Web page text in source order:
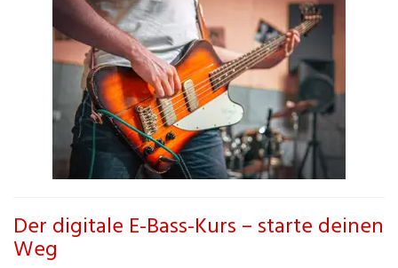
Der digitale E-Bass-Kurs – starte deinen
Weg